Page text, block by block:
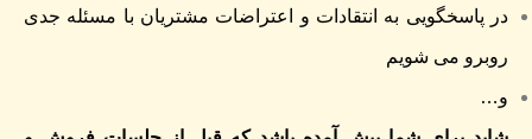
در پاسخگویی به انتقادات و اعتراضات مشتریان با مسئله جدی
روبرو می شویم
و…